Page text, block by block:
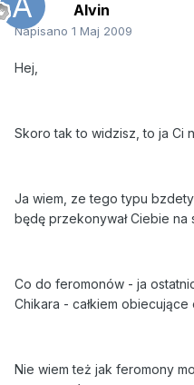
Alvin
Napisano 1 Maj 2009
Hej,
Skoro tak to widzisz, to ja Ci
Ja wiem, ze tego typu
będę przekonywał Ciebie na
Co do feromonów - ja
Chikara - całkiem obiecujące
Nie wiem też jak feromony